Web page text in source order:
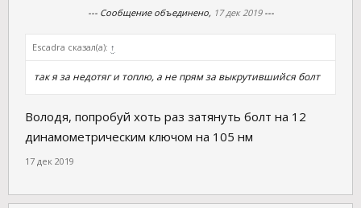
--- Сообщение объединено, 17 дек 2019---
Escadra сказал(а): ↑
так я за недотяг и топлю, а не прям за выкрутившийся болт
Володя, попробуй хоть раз затянуть болт на 12
динамометрическим ключом на 105 нм
17 дек 2019